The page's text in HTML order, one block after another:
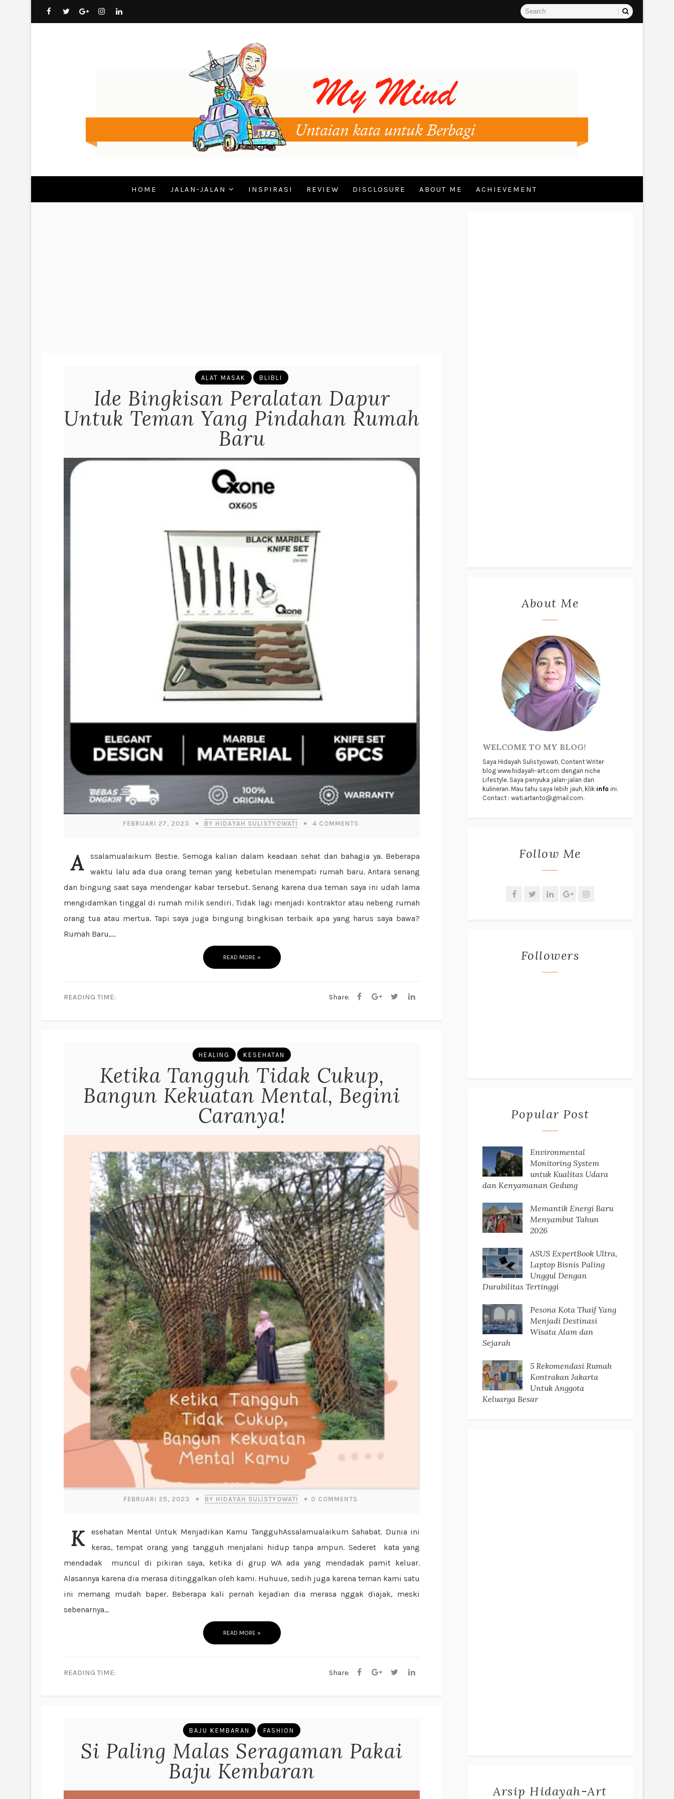
HOME JALAN-JALAN INSPIRASI REVIEW DISCLOSURE ABOUT ME ACHIEVEMENT
ALAT MASAK BLIBLI
Ide Bingkisan Peralatan Dapur
Untuk Teman Yang Pindahan Rumah
Baru
FEBRUARI 27, 2023 BY HIDAYAH SULISTYOWATI 4 COMMENTS
Assalamualaikum Bestie. Semoga kalian dalam keadaan sehat dan bahagia ya. Beberapa
waktu lalu ada dua orang teman yang kebetulan menempati rumah baru. Antara senang
dan bingung saat saya mendengar kabar tersebut. Senang karena dua teman saya ini udah lama
mengidamkan tinggal di rumah milik sendiri. Tidak lagi menjadi kontraktor atau nebeng rumah
orang tua atau mertua. Tapi saya juga bingung bingkisan terbaik apa yang harus saya bawa?
Rumah Baru,...
READ MORE »
READING TIME: Share:
HEALING KESEHATAN
Ketika Tangguh Tidak Cukup,
Bangun Kekuatan Mental, Begini
Caranya!
FEBRUARI 25, 2023 BY HIDAYAH SULISTYOWATI 0 COMMENTS
Kesehatan Mental Untuk Menjadikan Kamu TangguhAssalamualaikum Sahabat. Dunia ini
keras, tempat orang yang tangguh menjalani hidup tanpa ampun. Sederet kata yang
mendadak muncul di pikiran saya, ketika di grup WA ada yang mendadak pamit keluar.
Alasannya karena dia merasa ditinggalkan oleh kami. Huhuue, sedih juga karena teman kami satu
ini memang mudah baper. Beberapa kali pernah kejadian dia merasa nggak diajak, meski
sebenarnya...
READ MORE »
READING TIME: Share:
BAJU KEMBARAN FASHION
Si Paling Malas Seragaman Pakai
Baju Kembaran
About Me
WELCOME TO MY BLOG!
Saya Hidayah Sulistyowati, Content Writer
blog www.hidayah-art.com dengan niche
Lifestyle. Saya penyuka jalan-jalan dan
kulineran. Mau tahu saya lebih jauh, klik info ini.
Contact : wati.artanto@gmail.com.
Follow Me
Followers
Popular Post
Environmental
Monitoring System
untuk Kualitas Udara
dan Kenyamanan Gedung
Memantik Energi Baru
Menyambut Tahun
2026
ASUS ExpertBook Ultra,
Laptop Bisnis Paling
Unggul Dengan
Durabilitas Tertinggi
Pesona Kota Thaif Yang
Menjadi Destinasi
Wisata Alam dan
Sejarah
5 Rekomendasi Rumah
Kontrakan Jakarta
Untuk Anggota
Keluarga Besar
Arsip Hidayah-Art